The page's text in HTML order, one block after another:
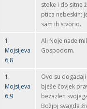
stoke i do sitne
ptica nebeskih;
sam ih stvorio.
1.
Mojsijeva
6,8
Ali Noje nađe
Gospodom.
1.
Mojsijeva
6,9
Ovo su
bješe čovjek
bezazlen
Božjoj svagda